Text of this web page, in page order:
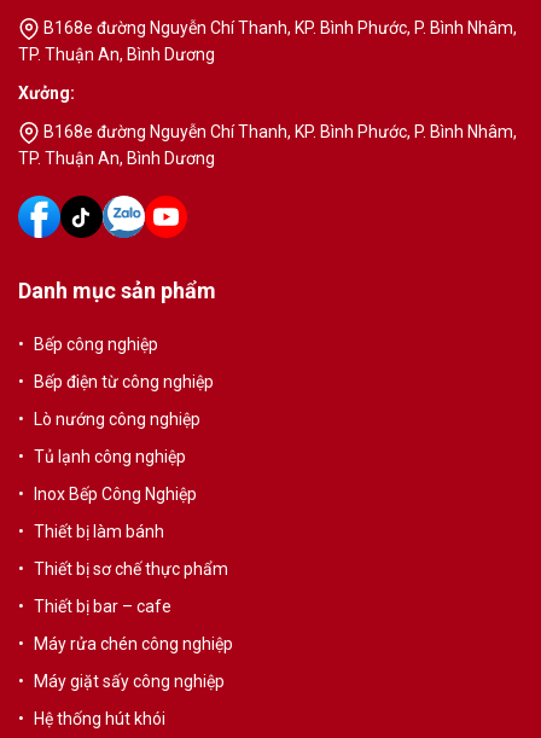
B168e đường Nguyễn Chí Thanh, KP. Bình Phước, P. Bình Nhâm,
TP. Thuận An, Bình Dương
Xưởng:
B168e đường Nguyễn Chí Thanh, KP. Bình Phước, P. Bình Nhâm,
TP. Thuận An, Bình Dương
Danh mục sản phẩm
Bếp công nghiệp
Bếp điện từ công nghiệp
Lò nướng công nghiệp
Tủ lạnh công nghiệp
Inox Bếp Công Nghiệp
Thiết bị làm bánh
Thiết bị sơ chế thực phẩm
Thiết bị bar – cafe
Máy rửa chén công nghiệp
Máy giặt sấy công nghiệp
Hệ thống hút khói